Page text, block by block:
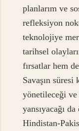
planlarım ve
refleksiyon
teknolojiye
tarihsel
fırsatlar hem
Savaşın süresi
yönetileceği ve
yansıyacağı
Hindistan-